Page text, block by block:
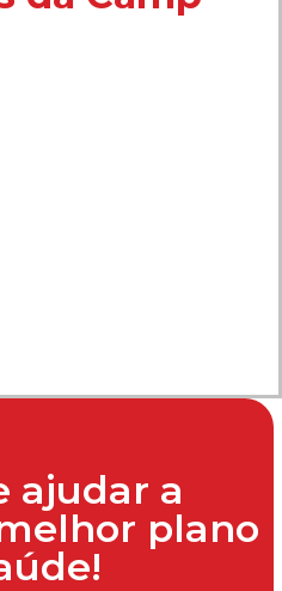
ajudar a
plano